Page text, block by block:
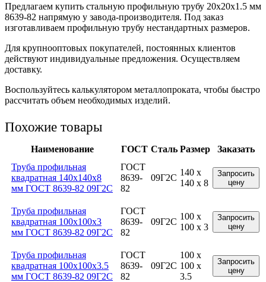
Предлагаем купить стальную профильную трубу 20х20х1.5 мм
8639-82 напрямую у завода-производителя. Под заказ
изготавливаем профильную трубу нестандартных размеров.
Для крупнооптовых покупателей, постоянных клиентов
действуют индивидуальные предложения. Осуществляем
доставку.
Воспользуйтесь калькулятором металлопроката, чтобы быстро
рассчитать объем необходимых изделий.
Похожие товары
Наименование ГОСТ Сталь Размер
Заказать
Труба профильная
квадратная 140x140x8
мм ГОСТ 8639-82 09Г2С
ГОСТ
8639-
82
09Г2С
140 x
140 x 8
Запросить
цену
Труба профильная
квадратная 100x100x3
мм ГОСТ 8639-82 09Г2С
ГОСТ
8639-
82
09Г2С
100 x
100 x 3
Запросить
цену
Труба профильная
квадратная 100x100x3.5
мм ГОСТ 8639-82 09Г2С
ГОСТ
8639-
82
09Г2С
100 x
100 x
3.5
Запросить
цену